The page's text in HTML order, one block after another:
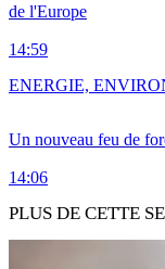
de l'Europe
14:59
Un nouveau feu de
14:06
ENERGIE,
PLUS DE CETTE